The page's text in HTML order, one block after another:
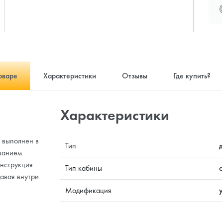
Характеристики Отзывы Где купить?
в
внутри
Характеристики
Тип
Тип кабины
Модификация